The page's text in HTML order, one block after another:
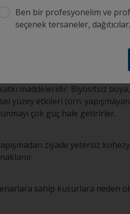
parlaklık farkları
tabanında ot veya deniz
maddeleridir. Biyositsiz
yüzey etkileri (örn.
çok güç hale getirirler.
ziyade yetersiz
sahip kusurlara neden
Ben bir profesyonelim ve
seçenek tersaneler,